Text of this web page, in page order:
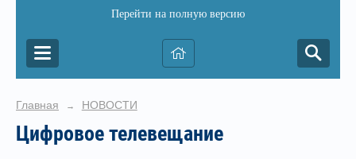
Перейти на полную версию
Главная → НОВОСТИ
Цифровое телевещание